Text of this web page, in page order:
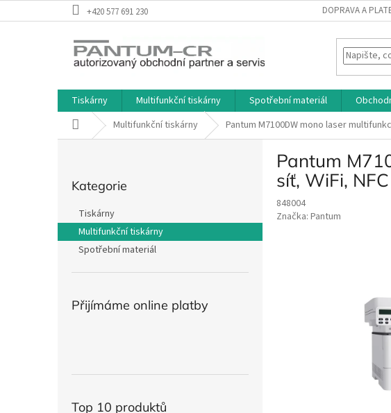
na
+420 577 691 230 DOPRAVA A
Tiskárny Multifunkční tiskárny Spotřební materiál
Domů Multifunkční tiskárny Pantum M7100DW mono laser
a
n
kategorie
Kategorie
Tiskárny
Multifunkční tiskárny
Spotřební materiál
Přijímáme online platby
Top 10 produktů
Pantum
síť, WiFi, NFC
848004
Značka: Pantum